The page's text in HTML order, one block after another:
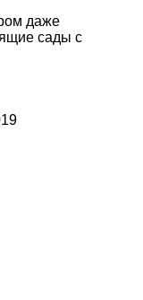
даже
сады с